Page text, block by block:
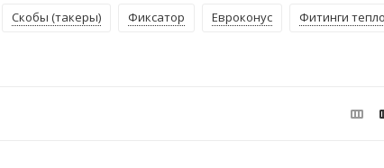
Скобы (такеры) Фиксатор Евроконус Фитинги